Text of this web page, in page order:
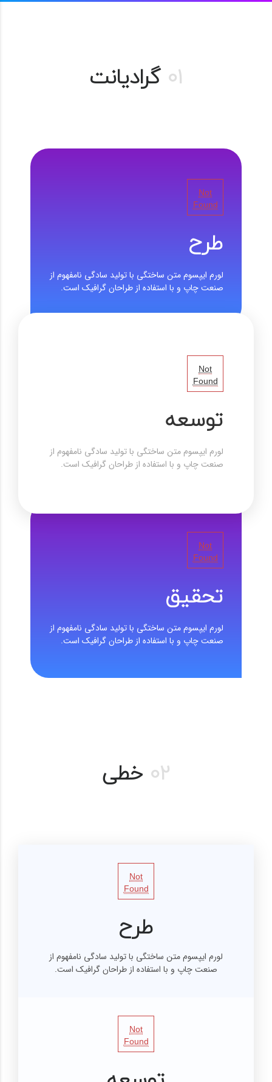
01 گرادیانت
Not
Found
طرح
لورم ایپسوم متن ساختگی با تولید سادگی نامفهوم از
صنعت چاپ و با استفاده از طراحان گرافیک است.
Not
Found
توسعه
لورم ایپسوم متن ساختگی با تولید سادگی نامفهوم از
صنعت چاپ و با استفاده از طراحان گرافیک است.
Not
Found
تحقیق
لورم ایپسوم متن ساختگی با تولید سادگی نامفهوم از
صنعت چاپ و با استفاده از طراحان گرافیک است.
02 خطی
Not
Found
طرح
لورم ایپسوم متن ساختگی با تولید سادگی نامفهوم از
صنعت چاپ و با استفاده از طراحان گرافیک است.
Not
Found